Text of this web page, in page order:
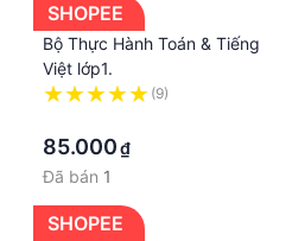
SHOPEE
Bộ Thực Hành Toán & Tiếng
Việt lớp1.
(9)
85.000₫
Đã bán 1
SHOPEE